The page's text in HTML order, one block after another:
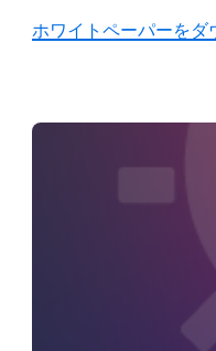
ホワイトペーパーをダ